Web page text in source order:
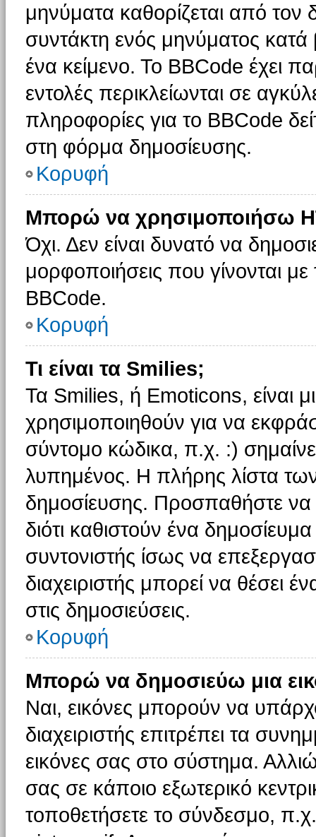
μηνύματα καθορίζεται από τον
συντάκτη ενός μηνύματος
ένα κείμενο. Το BBCode έχει
εντολές περικλείωνται σε
πληροφορίες για το BBCode
στη φόρμα δημοσίευσης.
Κορυφή
Μπορώ να χρησιμοποιήσω
Όχι. Δεν είναι δυνατό να
μορφοποιήσεις που γίνονται
BBCode.
Κορυφή
Τι είναι τα Smilies;
Τα Smilies, ή Emoticons, είναι
χρησιμοποιηθούν για να
σύντομο κώδικα, π.χ. :)
λυπημένος. Η πλήρης λίστα των
δημοσίευσης. Προσπαθήστε να
διότι καθιστούν ένα
συντονιστής ίσως να
διαχειριστής μπορεί να θέσει
στις δημοσιεύσεις.
Κορυφή
Μπορώ να δημοσιεύω μια
Ναι, εικόνες μπορούν να
διαχειριστής επιτρέπει τα
εικόνες σας στο σύστημα.
σας σε κάποιο εξωτερικό
τοποθετήσετε το σύνδεσμο,